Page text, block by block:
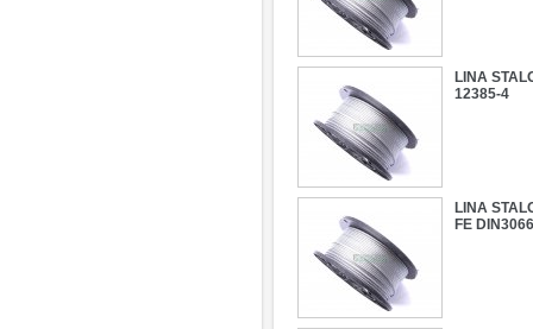
LINA
12385-4
LINA
FE DIN3066